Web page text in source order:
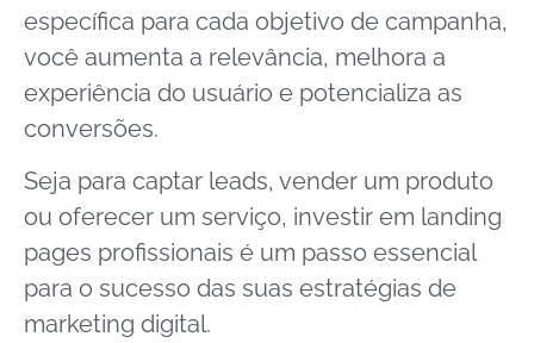
específica para cada objetivo de campanha,
você aumenta a relevância, melhora a
experiência do usuário e potencializa as
conversões.
Seja para captar leads, vender um produto
ou oferecer um serviço, investir em landing
pages profissionais é um passo essencial
para o sucesso das suas estratégias de
marketing digital.